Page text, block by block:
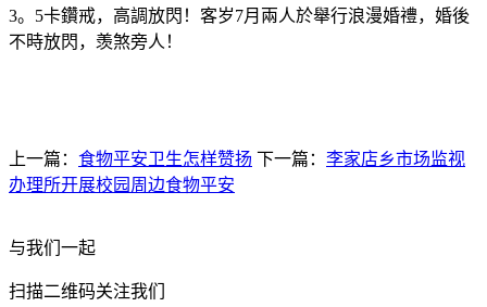
3。5卡鑽戒，高調放閃！客岁7月兩人於舉行浪漫婚禮，婚後
不時放閃，羡煞旁人！
上一篇： 食物平安卫生怎样赞扬 下一篇： 李家店乡市场监视
办理所开展校园周边食物平安
与我们一起
扫描二维码关注我们